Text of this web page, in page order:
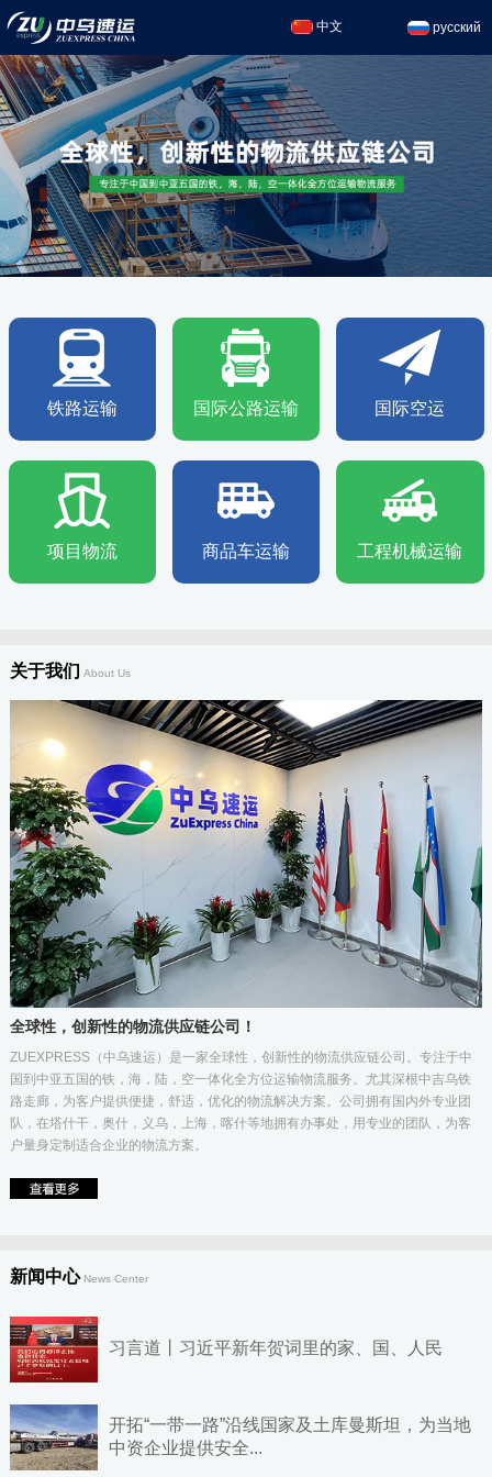
中文 русский
铁路运输 国际公路运输 国际空运
项目物流 商品车运输 工程机械运输
关于我们 About Us
全球性，创新性的物流供应链公司！
ZUEXPRESS（中乌速运）是一家全球性，创新性的物流供应链公司。专注于中
国到中亚五国的铁，海，陆，空一体化全方位运输物流服务。尤其深根中吉乌铁
路走廊，为客户提供便捷，舒适，优化的物流解决方案。公司拥有国内外专业团
队，在塔什干，奥什，义乌，上海，喀什等地拥有办事处，用专业的团队，为客
户量身定制适合企业的物流方案。
新闻中心News Center
习言道丨习近平新年贺词里的家、国、人民
开拓“一带一路”沿线国家及土库曼斯坦，为当地
中资企业提供安全...